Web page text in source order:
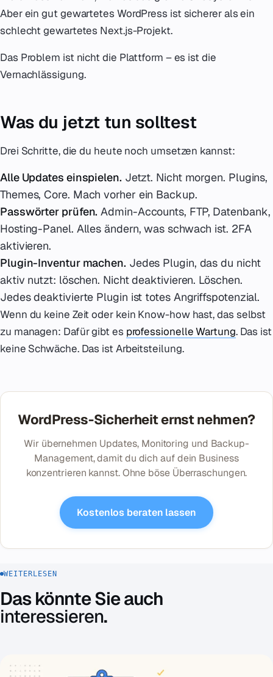
Aber ein gut gewartetes WordPress ist sicherer als ein
schlecht gewartetes Next.js-Projekt.
Das Problem ist nicht die Plattform – es ist die
Vernachlässigung.
Was du jetzt tun solltest
Drei Schritte, die du heute noch umsetzen kannst:
Alle Updates einspielen. Jetzt. Nicht morgen. Plugins,
Themes, Core. Mach vorher ein Backup.
Passwörter prüfen. Admin-Accounts, FTP, Datenbank,
Hosting-Panel. Alles ändern, was schwach ist. 2FA
aktivieren.
Plugin-Inventur machen. Jedes Plugin, das du nicht
aktiv nutzt: löschen. Nicht deaktivieren. Löschen.
Jedes deaktivierte Plugin ist totes Angriffspotenzial.
Wenn du keine Zeit oder kein Know-how hast, das selbst
zu managen: Dafür gibt es professionelle Wartung. Das ist
keine Schwäche. Das ist Arbeitsteilung.
WordPress-Sicherheit ernst nehmen?
Wir übernehmen Updates, Monitoring und Backup-
Management, damit du dich auf dein Business
konzentrieren kannst. Ohne böse Überraschungen.
Kostenlos beraten lassen
WEITERLESEN
Das könnte Sie auch
interessieren.